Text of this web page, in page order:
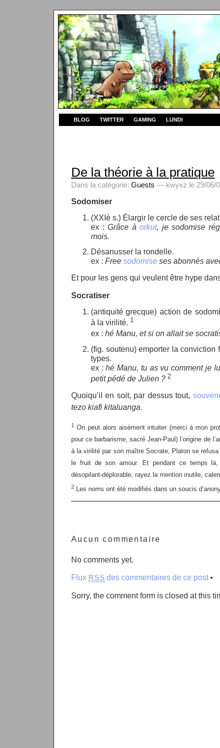
BLOG TWITTER GAMING LUNDI
De la théorie à la pratique
Dans la catégorie: Guests — kwyxz le 29/06/
Sodomiser
(XXIè s.) Élargir le cercle de ses
ex :Grâce àorkut, je sodomise
mois.
Désanusser la rondelle.
ex : Free sodomise ses abonnés
Et pour les gens qui veulent être hype
Socratiser
(antiquité grecque) action de
à la virilité. 1
ex : hé Manu, et si on allait se
(fig. soutenu) emporter la conviction
types.
ex :hé Manu, tu as vu comment je
petit pédé de Julien ? 2
Quoiqu’il en soit, par dessus tout,
tezo kiafi kitaluanga.
1 On peut alors aisément intuiter (merci à mon
pour ce barbarisme, sacré Jean-Paul) l’origine de l’
à la virilité par son maître Socrate, Platon se
le fruit de son amour. Et pendant ce temps
désopilant-déplorable, rayez la mention inutile,
2 Les noms ont été modifiés dans un soucis
Aucun commentaire
No comments yet.
Flux RSS des commentaires de ce post•
Sorry, the comment form is closed at this